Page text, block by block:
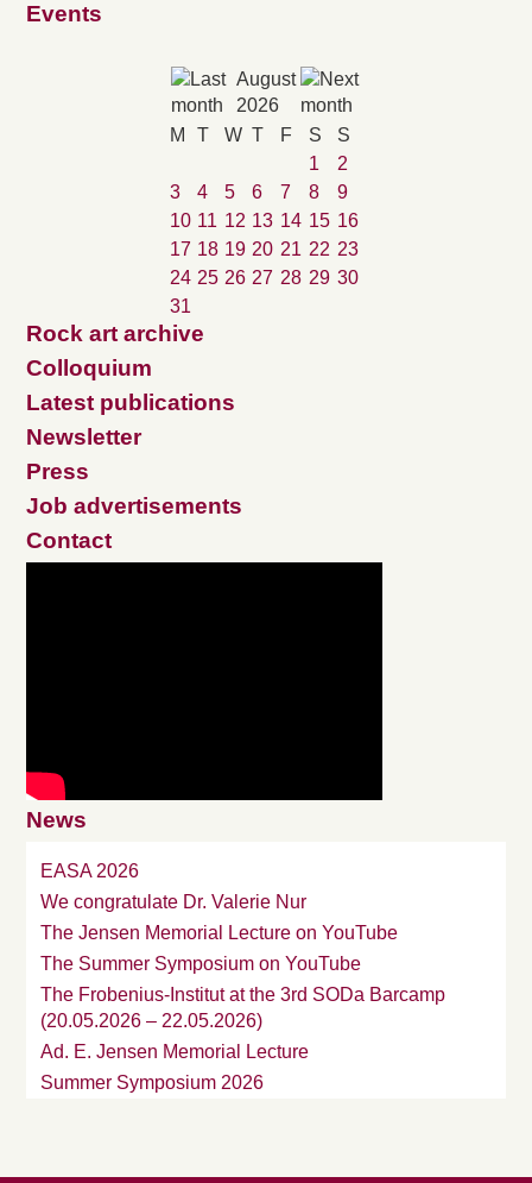
Events
August
2026
M
T W T F S
S
1
2
3
4 5 6 7 8
9
10 11 12 13 14 15 16
17 18 19 20 21 22 23
24 25 26 27 28 29 30
31
Rock art archive
Colloquium
Latest publications
Newsletter
Press
Job advertisements
Contact
News
EASA 2026
We congratulate Dr. Valerie Nur
The Jensen Memorial Lecture on YouTube
The Summer Symposium on YouTube
The Frobenius-Institut at the 3rd SODa Barcamp
(20.05.2026 – 22.05.2026)
Ad. E. Jensen Memorial Lecture
Summer Symposium 2026